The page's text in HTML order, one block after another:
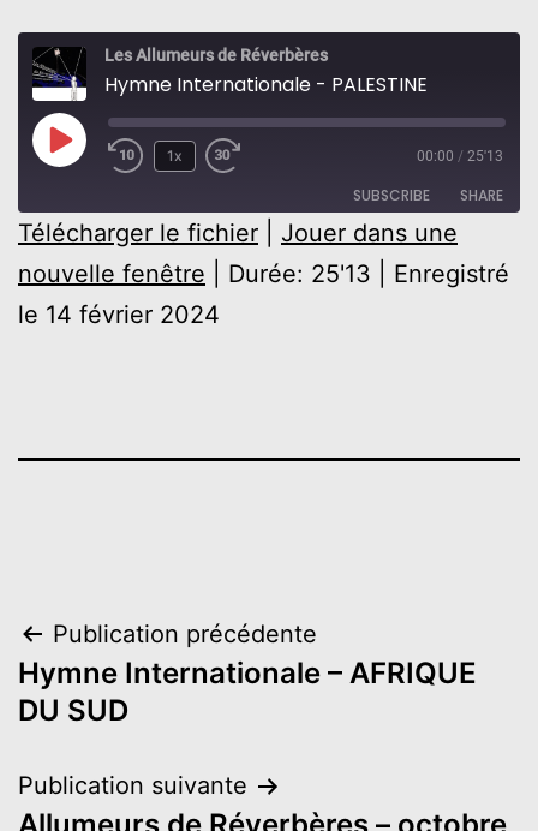
Les Allumeurs de Réverbères
Hymne Internationale - PALESTINE
Play
Rewind
10
Seconds
1x
Forward
30
seconds
00:00 / 25'13
SUBSCRIBE SHARE
RSS FEED
SHARE
LINK
Télécharger le fichier
Jouer dans une
nouvelle fenêtre
Durée: 25'13
Enregistré
le 14 février 2024
Navigation
de
Publication précédente
Hymne Internationale – AFRIQUE
DU SUD
Publication suivante